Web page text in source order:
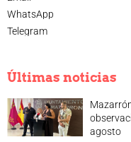
Transparencia
Contacto
WhatsApp
Telegram
Últimas noticias
agosto